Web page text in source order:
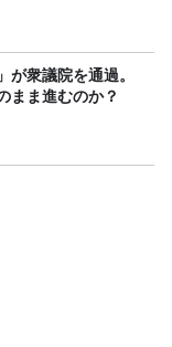
が衆議院を通過。
まま進むのか？